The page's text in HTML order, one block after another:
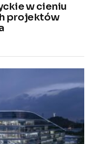
w cieniu
projektów